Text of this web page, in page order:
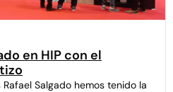
en HIP con el
Salgado hemos tenido la